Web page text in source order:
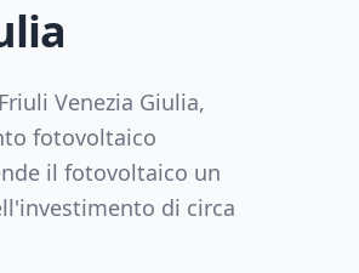
Friuli Venezia Giulia,
fotovoltaico
il fotovoltaico un
di circa